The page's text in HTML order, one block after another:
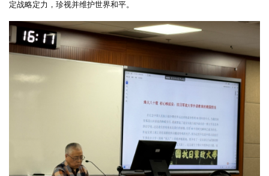
定战略定力，珍视并维护世界和平。